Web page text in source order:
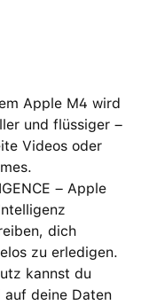
Apple M4 wird
und flüssiger –
Videos oder
– Apple
dich
zu erledigen.
kannst du
auf deine Daten